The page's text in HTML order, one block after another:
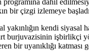
bir çizgi izlemeye
yakınlığın kendi siyasal
burjuvazisinin işbirlikçi
bir uyanıklığı katması